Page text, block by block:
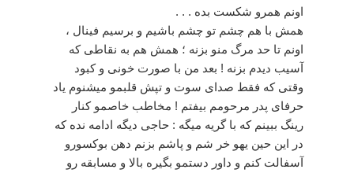
اونم همرو شکست بده . . .
همش با هم چشم تو چشم باشیم و برسیم فینال ،
اونم تا حد مرگ منو بزنه ؛ همش هم به نقاطی که
آسیب دیدم بزنه ! بعد من با صورت خونی و کبود
وقتی که فقط صدای سوت و تپش قلبمو میشنوم یاد
حرفای پدر مرحومم بیفتم ! مخاطب خاصمو کنار
رینگ ببینم که با گریه میگه : حاجی دیگه ادامه نده که
در این حین یهو خر شم و پاشم بزنم دهن بوکسورو
آسفالت کنم و داور دستمو بگیره بالا و مسابقه رو